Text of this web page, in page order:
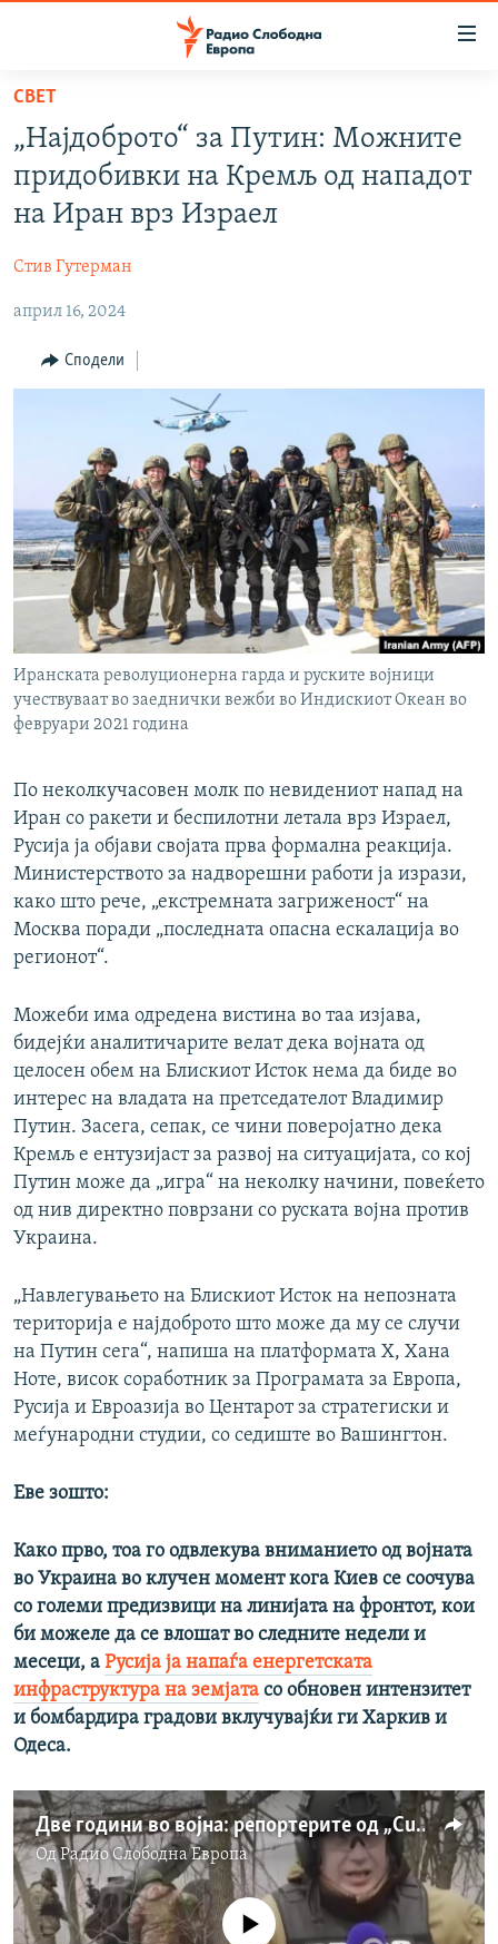
Оди
содржината
Оди
главната
навигација
Премини
на
МАКЕДОНИЈА
СВЕТ
ВИЗУЕЛНО
ШТО ТРЕБА ДА ЗНАЕТЕ
ПРИЈАВИ СЕ ЗА ЊУЗЛЕТЕР
ПОДКАСТ ЗОШТО?
РСЕ веб страници
СВЕТ
„Најдоброто“ за Путин: Mожните
придобивки на Кремљ од нападот
на Иран врз Израел
Стив Гутерман
април 16, 2024
Сподели
Иранската револуционерна гарда и руските војници
учествуваат во заеднички вежби во Индискиот Океан во
февруари 2021 година
По неколкучасовен молк по невидениот напад на
Иран со ракети и беспилотни летала врз Израел,
Русија ја објави својата прва формална реакција.
Министерството за надворешни работи ја изрази,
како што рече, „екстремната загриженост“ на
Москва поради „последната опасна ескалација во
регионот“.
Можеби има одредена вистина во таа изјава,
бидејќи аналитичарите велат дека војната од
целосен обем на Блискиот Исток нема да биде во
интерес на владата на претседателот Владимир
Путин. Засега, сепак, се чини поверојатно дека
Кремљ е ентузијаст за развој на ситуацијата, со кој
Путин може да „игра“ на неколку начини, повеќето
од нив директно поврзани со руската војна против
Украина.
„Навлегувањето на Блискиот Исток на непозната
територија е најдоброто што може да му се случи
на Путин сега“, напиша на платформата X, Хана
Ноте, висок соработник за Програмата за Европа,
Русија и Евроазија во Центарот за стратегиски и
меѓународни студии, со седиште во Вашингтон.
Еве зошто:
Како прво, тоа го одвлекува вниманието од војната
во Украина во клучен момент кога Киев се соочува
со големи предизвици на линијата на фронтот, кои
би можеле да се влошат во следните недели и
месеци, а Русија ја напаѓа енергетската
инфраструктура на земјата со обновен интензитет
и бомбардира градови вклучувајќи ги Харкив и
Одеса.
Две години во војна: репортерите од „Current Time“ за известувањето од линијата на фронтот во Украина
ОдРадио Слободна Eвропа
No media source currently available